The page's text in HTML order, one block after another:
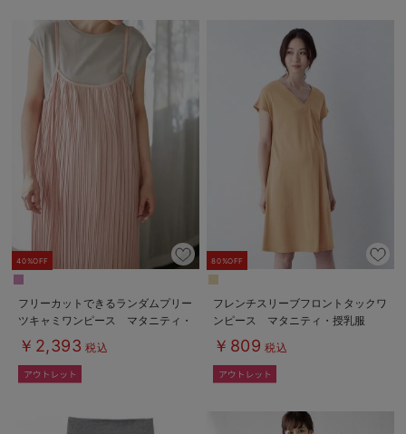
40%OFF
フリーカットできるランダムプリー
ツキャミワンピース マタニティ・
授乳服【出産後も長く使える】
￥2,393 税込
80%OFF
フレンチスリーブフロントタックワ
ンピース マタニティ・授乳服
￥809 税込